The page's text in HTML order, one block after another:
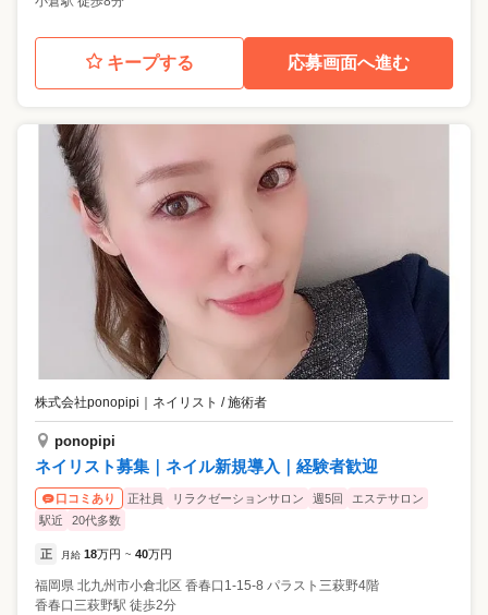
キープする 応募画面へ進む
株式会社ponopipi ネイリスト / 施術者
ponopipi
ネイリスト募集｜ネイル新規導入｜経験者歓迎
口コミあり 正社員 リラクゼーションサロン 週5回
エステサロン
駅近
20代多数
正 月給 18万円 ~ 40万円
福岡県 北九州市小倉北区 香春口1-15-8 パラスト三萩野4階
香春口三萩野駅 徒歩2分